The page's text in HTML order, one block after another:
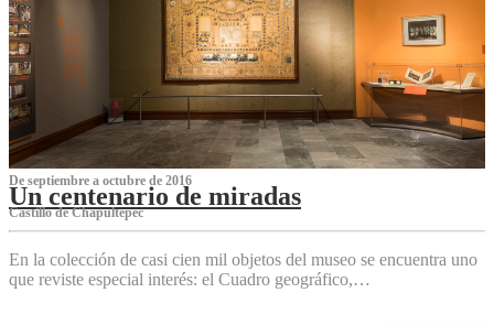
De septiembre a octubre de 2016
Un centenario de miradas
Castillo de Chapultepec
En la colección de casi cien mil objetos del museo se encuentra uno
que reviste especial interés: el Cuadro geográfico,…